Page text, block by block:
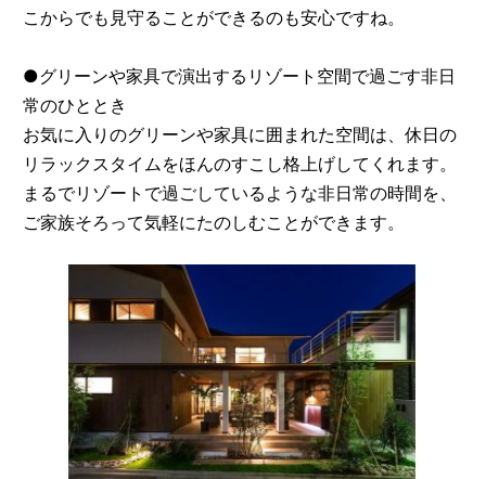
こからでも見守ることができるのも安心ですね。
●グリーンや家具で演出するリゾート空間で過ごす非日
常のひととき
お気に入りのグリーンや家具に囲まれた空間は、休日の
リラックスタイムをほんのすこし格上げしてくれます。
まるでリゾートで過ごしているような非日常の時間を、
ご家族そろって気軽にたのしむことができます。